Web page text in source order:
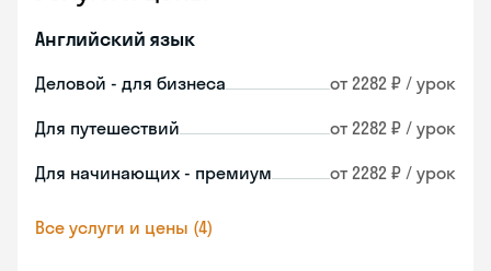
Английский язык
Деловой - для бизнеса от 2282 ₽ / урок
Для путешествий от 2282 ₽ / урок
Для начинающих - премиум от 2282 ₽ / урок
Все услуги и цены (4)